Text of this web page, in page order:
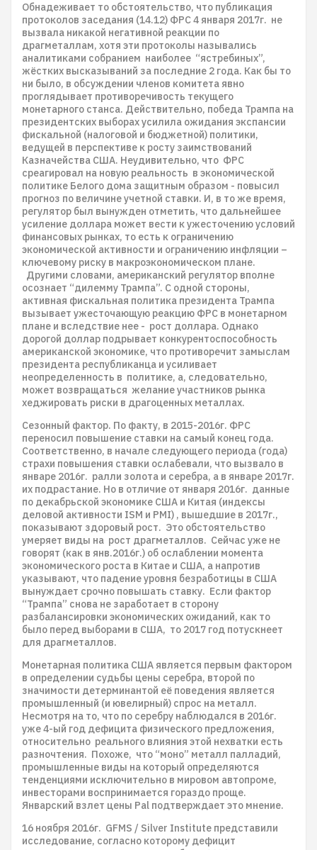
Обнадеживает то обстоятельство, что публикация
протоколов заседания (14.12) ФРС 4 января 2017г. не
вызвала никакой негативной реакции по
драгметаллам, хотя эти протоколы назывались
аналитиками собранием наиболее “ястребиных”,
жёстких высказываний за последние 2 года. Как бы то
ни было, в обсуждении членов комитета явно
проглядывает противоречивость текущего
монетарного станса. Действительно, победа Трампа на
президентских выборах усилила ожидания экспансии
фискальной (налоговой и бюджетной) политики,
ведущей в перспективе к росту заимствований
Казначейства США. Неудивительно, что ФРС
среагировал на новую реальность в экономической
политике Белого дома защитным образом - повысил
прогноз по величине учетной ставки. И, в то же время,
регулятор был вынужден отметить, что дальнейшее
усиление доллара может вести к ужесточению условий
финансовых рынках, то есть к ограничению
экономической активности и ограничению инфляции –
ключевому риску в макроэкономическом плане.
Другими словами, американский регулятор вполне
осознает “дилемму Трампа”. С одной стороны,
активная фискальная политика президента Трампа
вызывает ужесточающую реакцию ФРС в монетарном
плане и вследствие нее - рост доллара. Однако
дорогой доллар подрывает конкурентоспособность
американской экономике, что противоречит замыслам
президента республиканца и усиливает
неопределенность в политике, а, следовательно,
может возвращаться желание участников рынка
хеджировать риски в драгоценных металлах.
Сезонный фактор. По факту, в 2015-2016г. ФРС
переносил повышение ставки на самый конец года.
Соответственно, в начале следующего периода (года)
страхи повышения ставки ослабевали, что вызвало в
январе 2016г. ралли золота и серебра, а в январе 2017г.
их подрастание. Но в отличие от января 2016г. данные
по декабрьской экономике США и Китая (индексы
деловой активности ISM и PMI) , вышедшие в 2017г.,
показывают здоровый рост. Это обстоятельство
умеряет виды на рост драгметаллов. Сейчас уже не
говорят (как в янв.2016г.) об ослаблении момента
экономического роста в Китае и США, а напротив
указывают, что падение уровня безработицы в США
вынуждает срочно повышать ставку. Если фактор
“Трампа” снова не заработает в сторону
разбалансировки экономических ожиданий, как то
было перед выборами в США, то 2017 год потускнеет
для драгметаллов.
Монетарная политика США является первым фактором
в определении судьбы цены серебра, второй по
значимости детерминантой её поведения является
промышленный (и ювелирный) спрос на металл.
Несмотря на то, что по серебру наблюдался в 2016г.
уже 4-ый год дефицита физического предложения,
относительно реального влияния этой нехватки есть
разночтения. Похоже, что “моно” металл палладий,
промышленные виды на который определяются
тенденциями исключительно в мировом автопроме,
инвесторами воспринимается гораздо проще.
Январский взлет цены Pal подтверждает это мнение.
16 ноября 2016г. GFMS / Silver Institute представили
исследование, согласно которому дефицит